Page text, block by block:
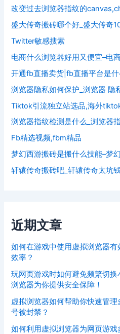
改变过去浏览器指纹的
盛大传奇搬砖哪个好_盛大传奇
Twitter敏感搜索
电商什么浏览器好用又便宜–电
开通fb直播卖货|fb直播平台是什
浏览器隐私如何保护_浏览器 隐
Tiktok引流独立站选品,海外
浏览器指纹检测是什么_浏览器
Fb精选视频,fbm精品
梦幻西游搬砖是搬什么技能–梦
轩辕传奇搬砖吧_轩辕传奇太坑
近期文章
如何在游戏中使用虚拟浏览器
效率？
玩网页游戏时如何避免频繁切
浏览器为你提供安全保障！
虚拟浏览器如何帮助你快速管
号被封禁？
如何利用虚拟浏览器为网页游